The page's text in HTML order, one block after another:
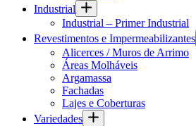
Industrial
Industrial – Primer Industrial
Revestimentos e Impermeabilizantes
Alicerces / Muros de Arrimo
Áreas Molháveis
Argamassa
Fachadas
Lajes e Coberturas
Variedades